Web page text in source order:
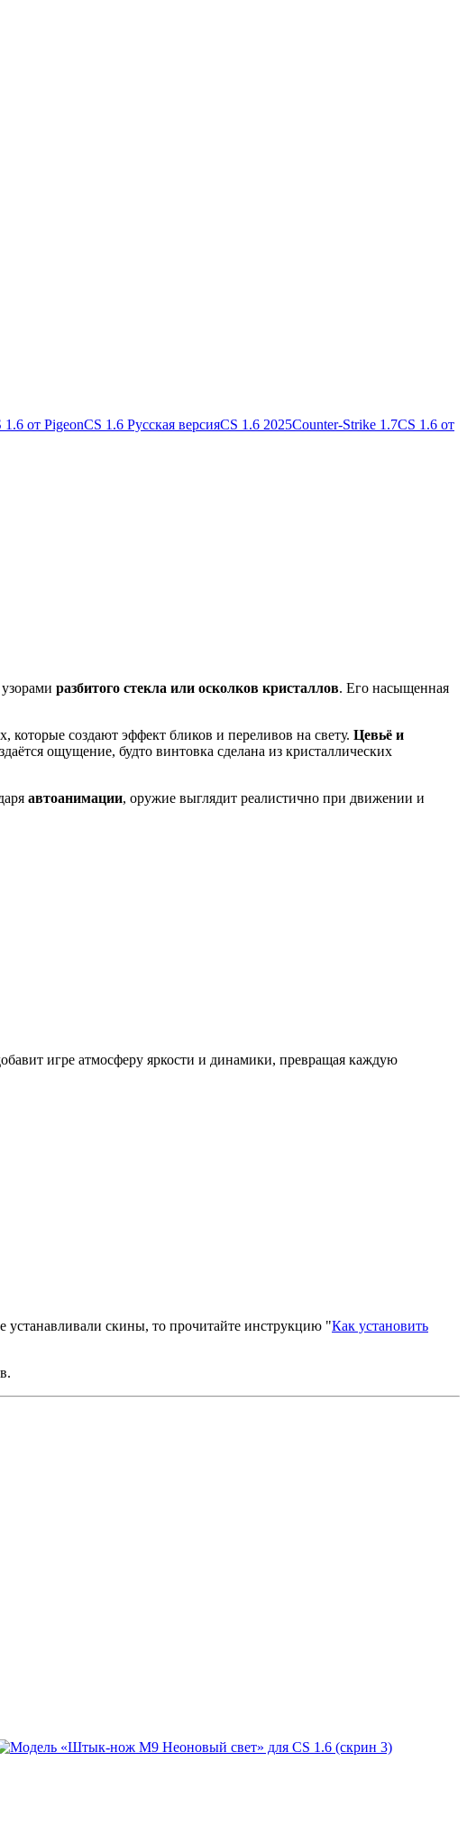
1.6 от PigeonCS 1.6 Русская версияCS 1.6 2025Counter-Strike 1.7CS 1.6 от
разбитого стекла или осколков кристаллов. Его насыщенная
создают эффект бликов и переливов на свету. Цевьё и
ощущение, будто винтовка сделана из кристаллических
автоанимации, оружие выглядит реалистично при движении и
игре атмосферу яркости и динамики, превращая каждую
устанавливали скины, то прочитайте инструкцию "Как установить